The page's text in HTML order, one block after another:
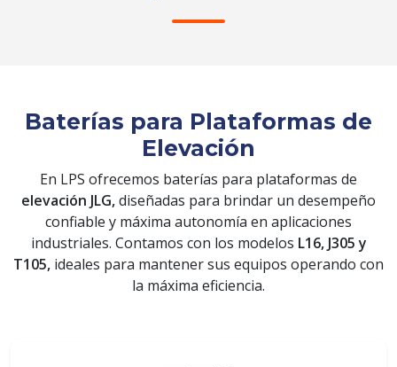
Baterías para Plataformas de
Elevación
En LPS ofrecemos baterías para plataformas de
elevación JLG,diseñadas para brindar un desempeño
confiable y máxima autonomía en aplicaciones
industriales. Contamos con los modelos L16, J305 y
T105, ideales para mantener sus equipos operando con
la máxima eficiencia.